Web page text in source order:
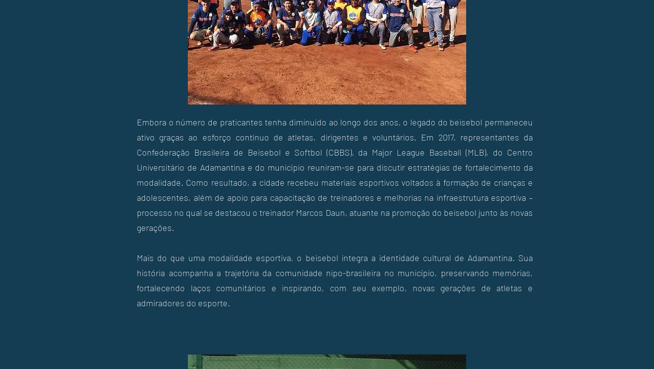
Embora o número de praticantes tenha diminuído ao longo dos anos, o legado do beisebol permaneceu
ativo graças ao esforço contínuo de atletas, dirigentes e voluntários. Em 2017, representantes da
Confederação Brasileira de Beisebol e Softbol (CBBS), da Major League Baseball (MLB), do Centro
Universitário de Adamantina e do município reuniram-se para discutir estratégias de fortalecimento da
modalidade. Como resultado, a cidade recebeu materiais esportivos voltados à formação de crianças e
adolescentes, além de apoio para capacitação de treinadores e melhorias na infraestrutura esportiva –
processo no qual se destacou o treinador Marcos Daun, atuante na promoção do beisebol junto às novas
gerações.
Mais do que uma modalidade esportiva, o beisebol integra a identidade cultural de Adamantina. Sua
história acompanha a trajetória da comunidade nipo-brasileira no município, preservando memórias,
fortalecendo laços comunitários e inspirando, com seu exemplo, novas gerações de atletas e
admiradores do esporte.